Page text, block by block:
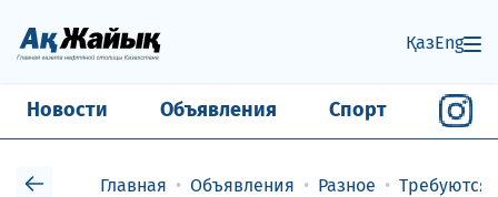
ҚазEng
Новости Объявления Спорт
Главная Объявления Разное Требуются